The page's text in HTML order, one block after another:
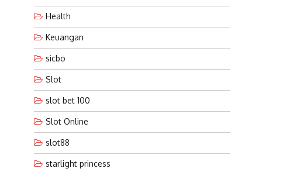
Health
Keuangan
sicbo
Slot
slot bet 100
Slot Online
slot88
starlight princess